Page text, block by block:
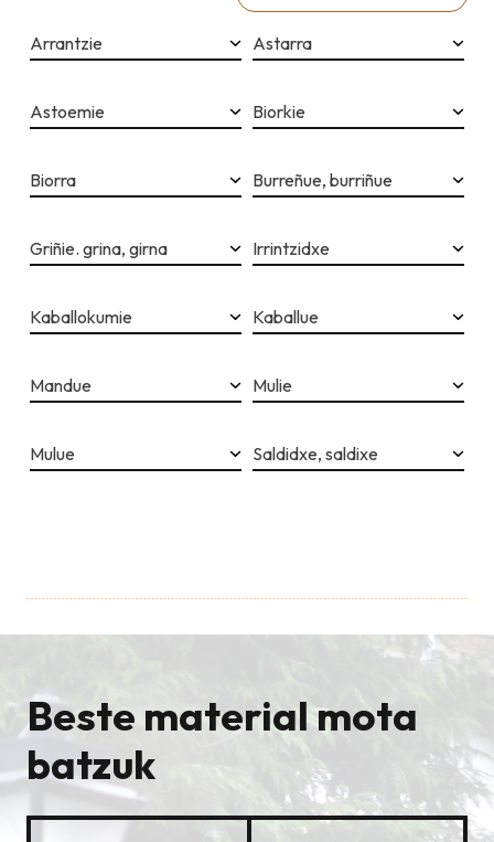
Arrantzie Astarra
Astoemie Biorkie
Biorra Burreñue, burriñue
Griñie. grina, girna Irrintzidxe
Kaballokumie Kaballue
Mandue Mulie
Mulue Saldidxe, saldixe
Beste material mota
batzuk